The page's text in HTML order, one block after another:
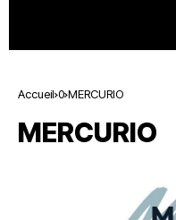
Accueil 0 MERCURIO
MERCURIO